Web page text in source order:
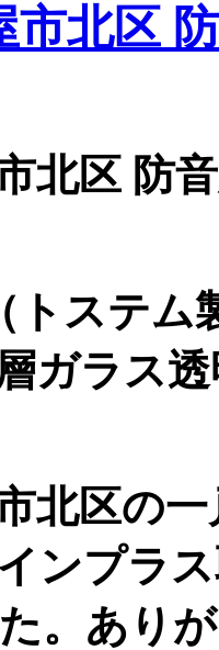
市北区
北区 防
トステ
ガラス
北区の
ンプラ
。あり